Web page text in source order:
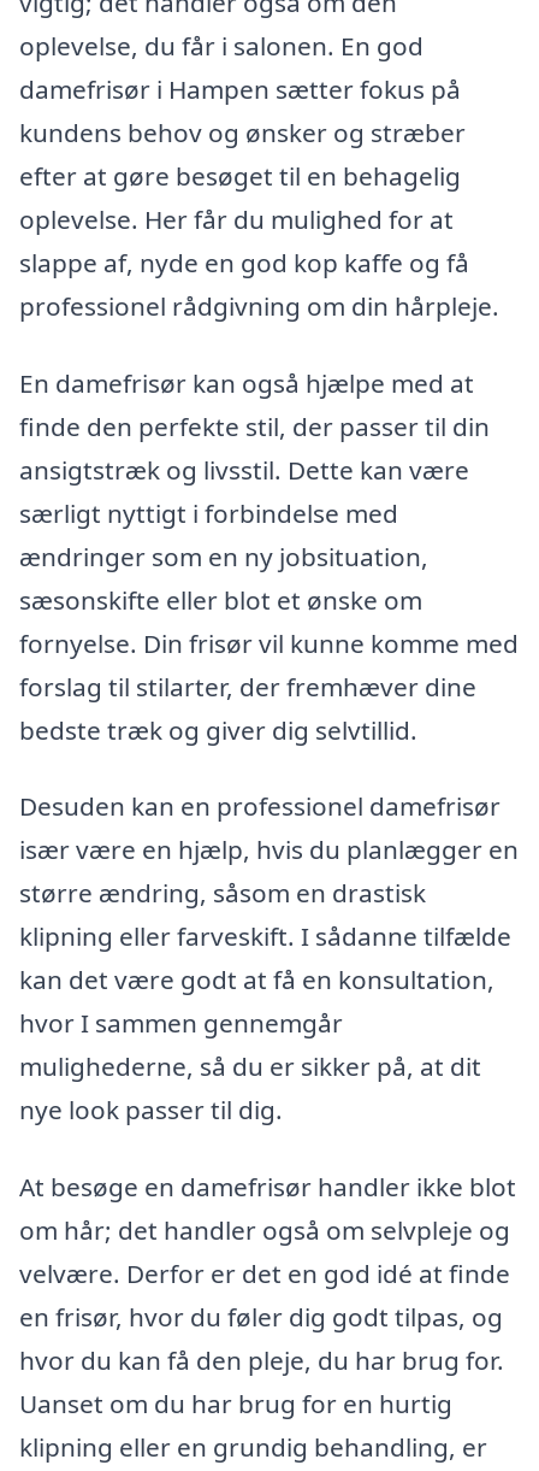
oplevelse, du får i salonen. En god
damefrisør i Hampen sætter fokus på
kundens behov og ønsker og stræber
efter at gøre besøget til en behagelig
oplevelse. Her får du mulighed for at
slappe af, nyde en god kop kaffe og få
professionel rådgivning om din hårpleje.
En damefrisør kan også hjælpe med at
finde den perfekte stil, der passer til din
ansigtstræk og livsstil. Dette kan være
særligt nyttigt i forbindelse med
ændringer som en ny jobsituation,
sæsonskifte eller blot et ønske om
fornyelse. Din frisør vil kunne komme med
forslag til stilarter, der fremhæver dine
bedste træk og giver dig selvtillid.
Desuden kan en professionel damefrisør
især være en hjælp, hvis du planlægger en
større ændring, såsom en drastisk
klipning eller farveskift. I sådanne tilfælde
kan det være godt at få en konsultation,
hvor I sammen gennemgår
mulighederne, så du er sikker på, at dit
nye look passer til dig.
At besøge en damefrisør handler ikke blot
om hår; det handler også om selvpleje og
velvære. Derfor er det en god idé at finde
en frisør, hvor du føler dig godt tilpas, og
hvor du kan få den pleje, du har brug for.
Uanset om du har brug for en hurtig
klipning eller en grundig behandling, er